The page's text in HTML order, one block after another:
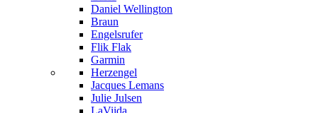
Daniel Wellington
Braun
Engelsrufer
Flik Flak
Garmin
Herzengel
Jacques Lemans
Julie Julsen
LaViida